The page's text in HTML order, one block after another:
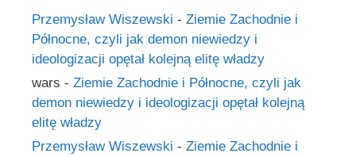
Przemysław Wiszewski - Ziemie Zachodnie i
Północne, czyli jak demon niewiedzy i
ideologizacji opętał kolejną elitę władzy
wars - Ziemie Zachodnie i Północne, czyli jak
demon niewiedzy i ideologizacji opętał kolejną
elitę władzy
Przemysław Wiszewski - Ziemie Zachodnie i